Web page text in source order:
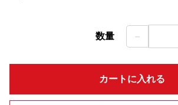
数量 －
カートに入れる